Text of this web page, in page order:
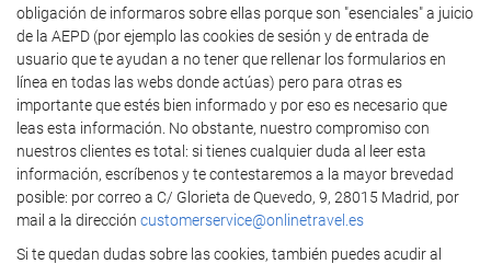
obligación de informaros sobre ellas porque son "esenciales" a juicio
de la AEPD (por ejemplo las cookies de sesión y de entrada de
usuario que te ayudan a no tener que rellenar los formularios en
línea en todas las webs donde actúas) pero para otras es
importante que estés bien informado y por eso es necesario que
leas esta información. No obstante, nuestro compromiso con
nuestros clientes es total: si tienes cualquier duda al leer esta
información, escríbenos y te contestaremos a la mayor brevedad
posible: por correo a C/ Glorieta de Quevedo, 9, 28015 Madrid, por
mail a la dirección customerservice@onlinetravel.es
Si te quedan dudas sobre las cookies, también puedes acudir al